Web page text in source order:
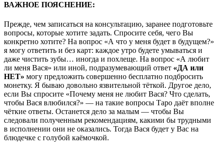
ВАЖНОЕ ПОЯСНЕНИЕ:
Прежде, чем записаться на консультацию, заранее подготовьте
вопросы, которые хотите задать. Спросите себя, чего Вы
конкретно хотите? На вопрос «А что у меня будет в будущем?»
я могу ответить и без карт: каждое утро будете умываться и
даже чистить зубы… иногда и похлеще. На вопрос «А любит
ли меня Вася» или иной, подразумевающий ответ «ДА или
НЕТ» могу предложить совершенно бесплатно подбросить
монетку. Я бываю довольно язвительной тёткой. Другое дело,
если Вы спросите «Почему меня не любит Вася? Что сделать,
чтобы Вася влюбился?» — на такие вопросы Таро даёт вполне
чёткие ответы. Останется дело за малым — чтобы Вы
следовали полученным рекомендациям, какими бы трудными
в исполнении они не оказались. Тогда Вася будет у Вас на
блюдечке с голубой каёмочкой.